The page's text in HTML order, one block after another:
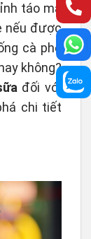
táo mà
nếu được
cà phê
không?
đối với
chi tiết